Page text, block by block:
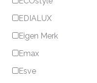
EDIALUX
Eigen Merk
Emax
Esve